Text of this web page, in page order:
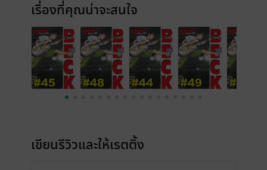
เรื่องที่คุณน่าจะสนใจ
เขียนรีวิวและให้เรตติ้ง